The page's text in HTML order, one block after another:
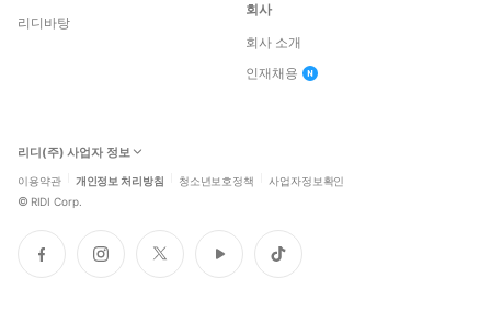
리디바탕
회사
회사 소개
인재채용
리디(주) 사업자 정보
이용약관 개인정보 처리방침 청소년보호정책 사업자정보확인
© RIDI Corp.
페
이
인
스
트
위
유
튜
틱
톡